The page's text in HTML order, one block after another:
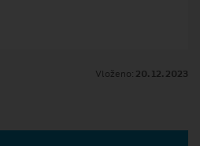
Vloženo: 20. 12. 2023